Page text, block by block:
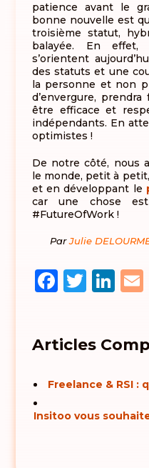
patience avant le
bonne nouvelle est
troisième statut,
balayée. En
s’orientent
des statuts et une
la personne et non
d’envergure,
être efficace et
indépendants. En
optimistes !
De notre côté, nous
le monde, petit à
et en développant le
car une chose
#FutureOfWork !
ParJulie
Articles
Freelance & RSI :
Insitoo vous